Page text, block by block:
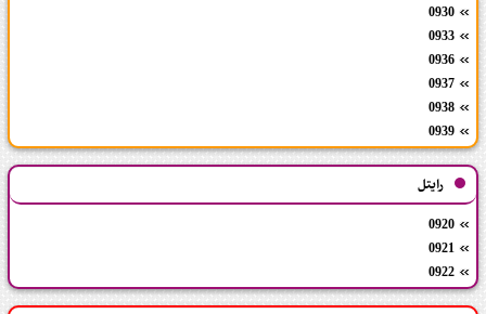
0930
0933
0936
0937
0938
0939
رایتل
0920
0921
0922